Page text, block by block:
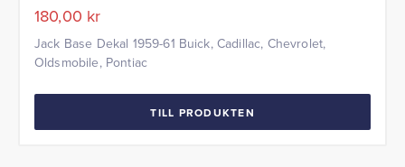
180,00 kr
Jack Base Dekal 1959-61 Buick, Cadillac, Chevrolet,
Oldsmobile, Pontiac
TILL PRODUKTEN